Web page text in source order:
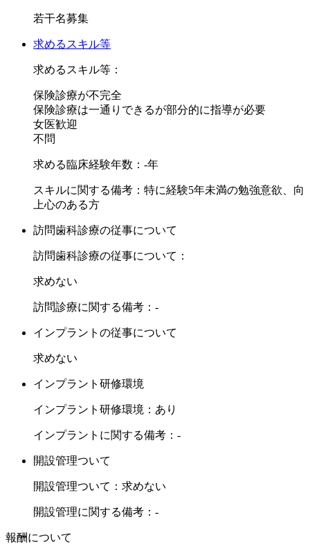
３）咬合の基本・waxingコース
４）副院長マネジメントコース
当院の教育プログラムでは、年間、計32種類あるセミナー・
コースより、入職される方のレベルに合わせて選択し、受講
することができます。エンド、ペリオ、さらにはインプラン
トや矯正、コンサルテーション、マネジメントまで各個人の
習得レベルに合わせて学ぶことができます。
1年目、2年目、3目と進むにつれて内容が専門的になり、自
分の診療の幅の広がりとともに内容もステップアップしてい
目、5年目とその後も続けて学びます。
“満足＋α”とは、患者さまだけでなく、スタッフや取引関係
のある企業に至るまで、多岐にわたって”満足以上の喜び”を
特に、人財育成には、経営基本方針にも謳ってある通り、非
可欠なものです。
って、待遇などはもちろんのことですが、将来自分がどのよ
うに成長できるかは会社を選ぶ基準として非常に重要だと考
当院は、個人のスキルアップや人間性の成長をできるかぎり
し、喜びを分かち合える環境を作っています。
若干名募集
求めるスキル等
求めるスキル等：
保険診療が不完全
保険診療は一通りできるが部分的に指導が必要
女医歓迎
不問
求める臨床経験年数：-年
スキルに関する備考：特に経験5年未満の勉強意欲、向
上心のある方
訪問歯科診療の従事について
訪問歯科診療の従事について：
求めない
訪問診療に関する備考：-
インプラントの従事について
求めない
インプラント研修環境
インプラント研修環境：あり
インプラントに関する備考：-
開設管理ついて
開設管理ついて：求めない
開設管理に関する備考：-
報酬について